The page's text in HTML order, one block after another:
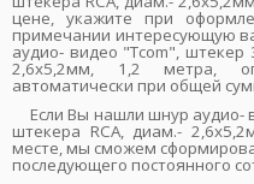
цене, укажите при
примечании интересующую
аудио- видео "Tcom", штекер
2,6х5,2мм, 1,2 метра,
автоматически при общей
Если Вы нашли шнур аудио-
штекера RCA, диам.-
месте, мы сможем
последующего постоянного